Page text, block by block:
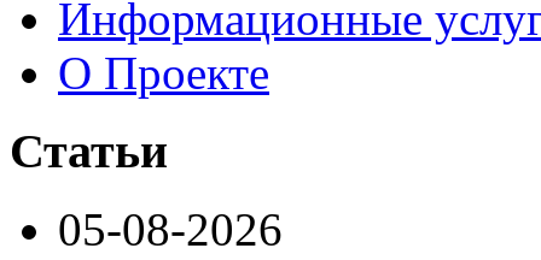
Информационные
О Проекте
Статьи
05-08-2026